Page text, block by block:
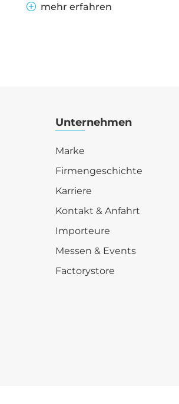
mehr erfahren
Unternehmen
Marke
Firmengeschichte
Karriere
Kontakt & Anfahrt
Importeure
Messen & Events
Factorystore